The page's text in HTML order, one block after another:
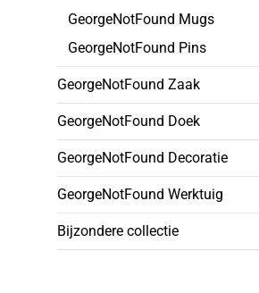
GeorgeNotFound Mugs
GeorgeNotFound Pins
GeorgeNotFound Zaak
GeorgeNotFound Doek
GeorgeNotFound Decoratie
GeorgeNotFound Werktuig
Bijzondere collectie